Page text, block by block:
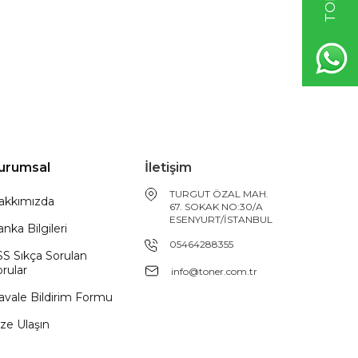
Bilgileri
Sıkça Sorulan
Bildirim Formu
Ulaşın
İletişim
TURGUT ÖZAL MAH.
67. SOKAK NO:30/A
ESENYURT/İSTANBUL
05464288355
info@toner.com.tr